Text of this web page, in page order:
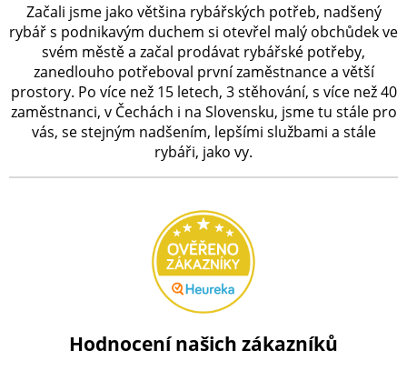
Začali jsme jako většina rybářských potřeb, nadšený
rybář s podnikavým duchem si otevřel malý obchůdek ve
svém městě a začal prodávat rybářské potřeby,
zanedlouho potřeboval první zaměstnance a větší
prostory. Po více než 15 letech, 3 stěhování, s více než 40
zaměstnanci, v Čechách i na Slovensku, jsme tu stále pro
vás, se stejným nadšením, lepšími službami a stále
rybáři, jako vy.
Hodnocení našich zákazníků